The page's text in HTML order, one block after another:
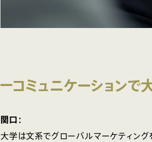
コミュニケーション
関口：
大学は文系でグローバルマーケティング